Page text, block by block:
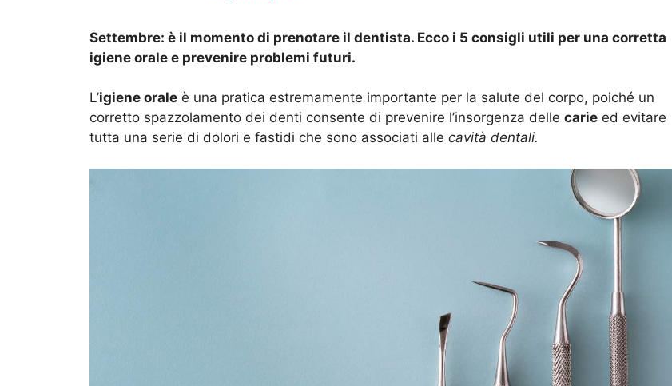
Settembre: è il momento di prenotare il dentista. Ecco i 5 consigli utili per una corretta
igiene orale e prevenire problemi futuri.
L’igiene orale è una pratica estremamente importante per la salute del corpo, poiché un
corretto spazzolamento dei denti consente di prevenire l’insorgenza delle carie ed evitare
tutta una serie di dolori e fastidi che sono associati alle cavità dentali.